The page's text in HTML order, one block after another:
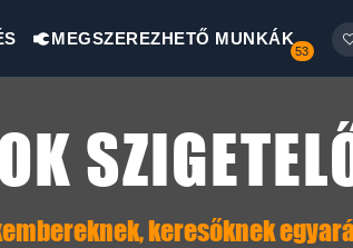
MEGSZEREZHETŐ MUNKÁK
53
keresőknek